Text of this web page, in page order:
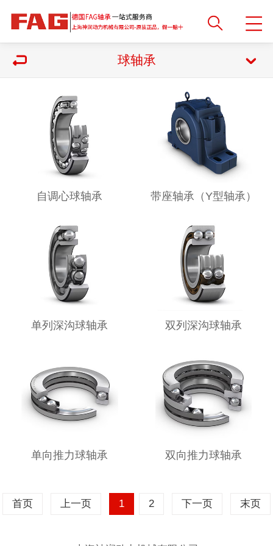
球轴承
自调心球轴承 带座轴承（Y型轴承）
单列深沟球轴承 双列深沟球轴承
单向推力球轴承 双向推力球轴承
首页 上一页 1 2 下一页 末页